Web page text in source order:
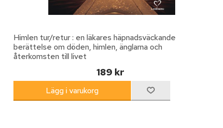
Himlen tur/retur : en läkares häpnadsväckande
berättelse om döden, himlen, änglarna och
återkomsten till livet
189 kr